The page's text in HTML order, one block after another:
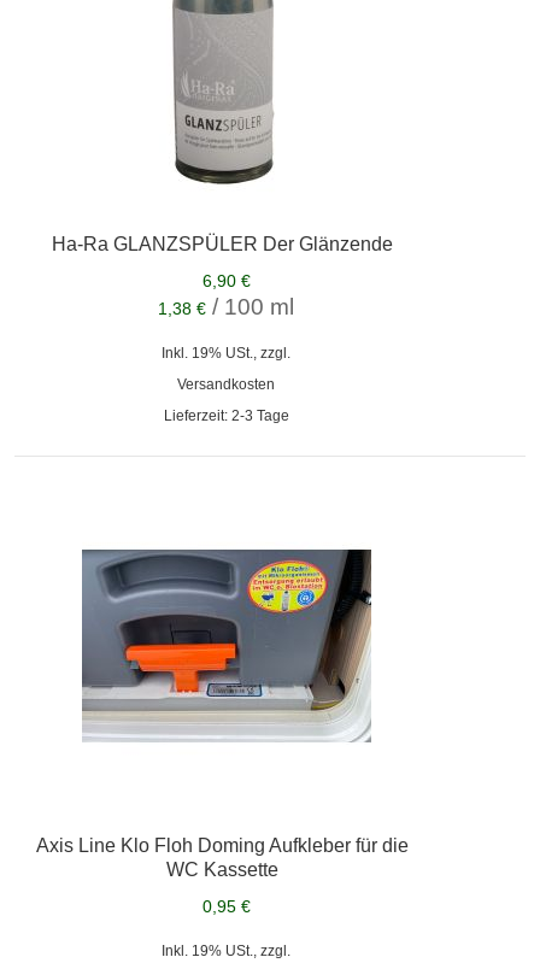
Ha-Ra GLANZSPÜLER Der Glänzende
6,90 €
1,38 € / 100 ml
Inkl. 19% USt., zzgl.
Versandkosten
Lieferzeit: 2-3 Tage
Axis Line Klo Floh Doming Aufkleber für die
WC Kassette
0,95 €
Inkl. 19% USt., zzgl.